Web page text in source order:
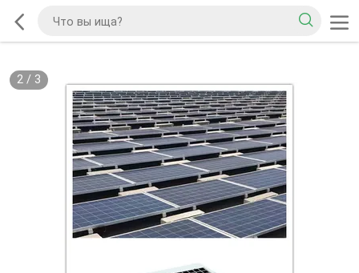
2/ 3